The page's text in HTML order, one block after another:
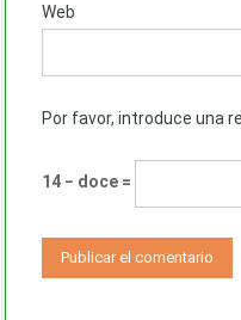
Web
Por favor, introduce una
14 − doce =